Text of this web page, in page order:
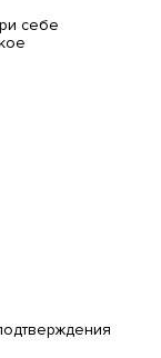
себе